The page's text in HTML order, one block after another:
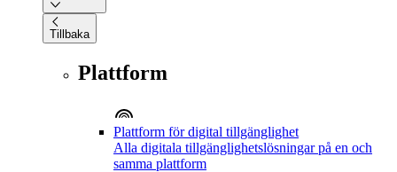
Tillbaka
Plattform
Plattform för digital tillgänglighet
Alla digitala tillgänglighetslösningar på en och
samma plattform